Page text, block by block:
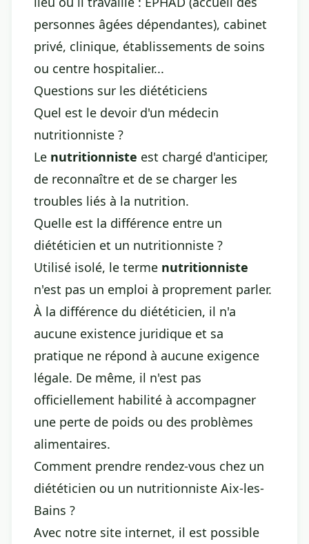
personnes âgées dépendantes), cabinet
privé, clinique, établissements de soins
ou centre hospitalier...
Questions sur les diététiciens
Quel est le devoir d'un médecin
nutritionniste ?
Le nutritionniste est chargé d'anticiper,
de reconnaître et de se charger les
troubles liés à la nutrition.
Quelle est la différence entre un
diététicien et un nutritionniste ?
Utilisé isolé, le terme nutritionniste
n'est pas un emploi à proprement parler.
À la différence du diététicien, il n'a
aucune existence juridique et sa
pratique ne répond à aucune exigence
légale. De même, il n'est pas
officiellement habilité à accompagner
une perte de poids ou des problèmes
alimentaires.
Comment prendre rendez-vous chez un
diététicien ou un nutritionniste Aix-les-
Bains ?
Avec notre site internet, il est possible